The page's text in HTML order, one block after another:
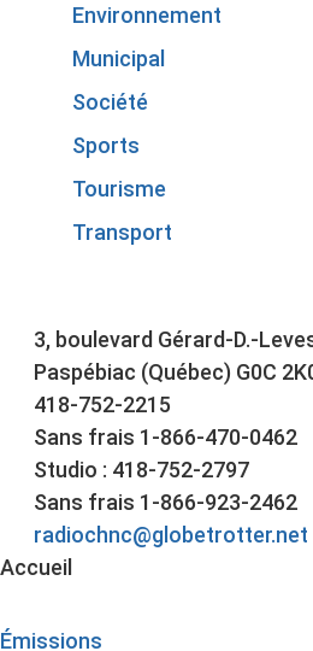
Environnement
Municipal
Société
Sports
Tourisme
Transport
3, boulevard Gérard-D.-
Paspébiac (Québec) G0C
418-752-2215
Sans frais 1-866-470-0462
Studio : 418-752-2797
Sans frais 1-866-923-2462
radiochnc@globetrotter.net
Accueil
Émissions